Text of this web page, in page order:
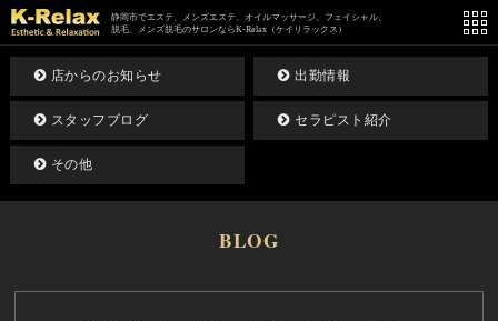
静岡市でエステ、メンズエステ、オイルマッサージ、フェイシャル、
脱毛、メンズ脱毛のサロンならK-Relax（ケイリラックス）
店からのお知らせ 出勤情報
スタッフブログ セラピスト紹介
その他
BLOG